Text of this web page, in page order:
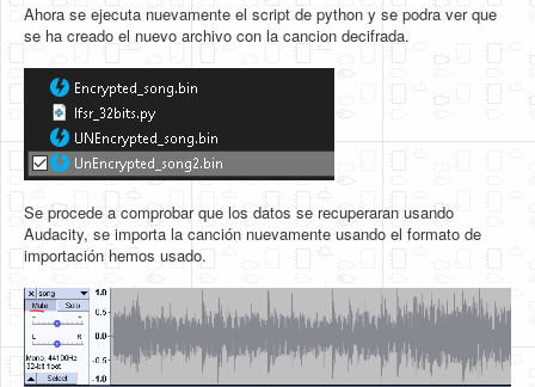
Ahora se ejecuta nuevamente el script de python y se podra ver que
se ha creado el nuevo archivo con la cancion decifrada.
Se procede a comprobar que los datos se recuperaran usando
Audacity, se importa la canción nuevamente usando el formato de
importación hemos usado.